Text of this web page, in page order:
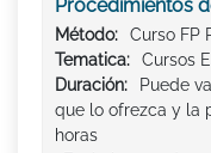
Procedimientos
Método:
Curso FP
Tematica:
Cursos
Duración:
Puede
que lo ofrezca y la
horas